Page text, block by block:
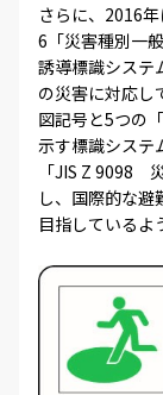
さらに、2016
6「災害種別一
誘導標識システ
の災害に対応し
図記号と5つの
示す標識システ
「JIS Z 9098
し、国際的な
目指しているよ